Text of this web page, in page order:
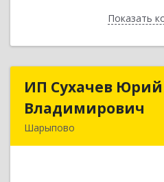
Показать
ИП Сухачев Юрий
Владимирович
Шарыпово